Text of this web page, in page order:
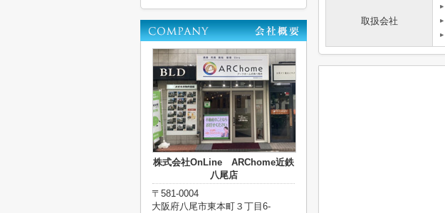
取扱会社
株式会社OnLine ARChome近鉄
八尾店
〒581-0004
大阪府八尾市東本町３丁目6-